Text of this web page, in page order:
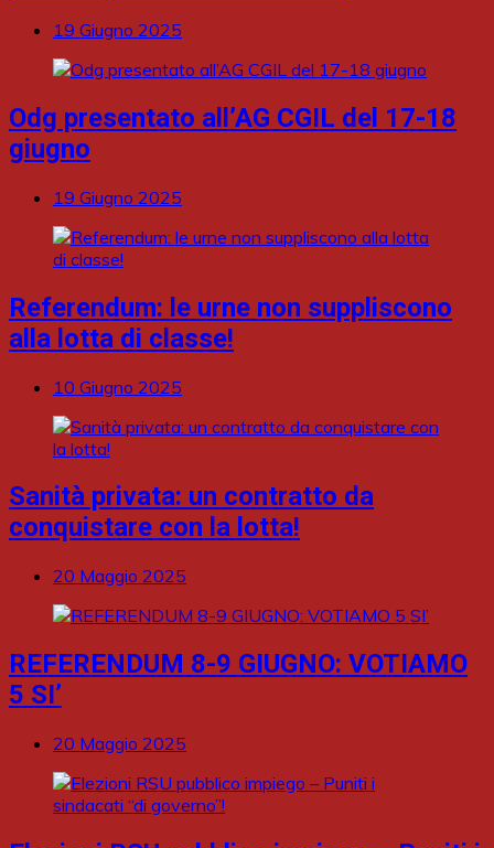
19 Giugno 2025
Odg presentato all’AG CGIL del 17-18
giugno
19 Giugno 2025
Referendum: le urne non suppliscono
alla lotta di classe!
10 Giugno 2025
Sanità privata: un contratto da
conquistare con la lotta!
20 Maggio 2025
REFERENDUM 8-9 GIUGNO: VOTIAMO
5 SI’
20 Maggio 2025